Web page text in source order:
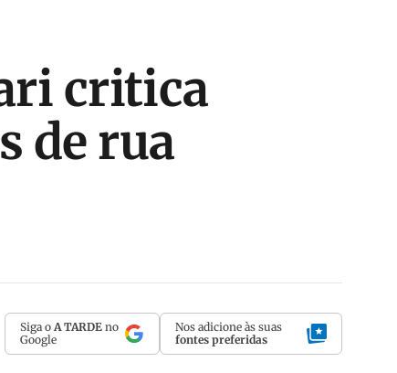
critica
de rua
Siga o A TARDE no
Google
Nos adicione às suas
fontes preferidas